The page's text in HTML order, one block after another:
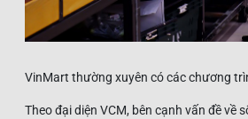
VinMart thường xuyên có các chương
Theo đại diện VCM, bên cạnh vấn đề về